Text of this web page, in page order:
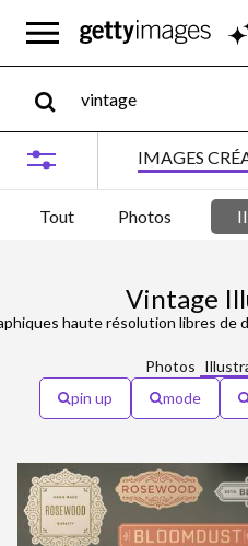
IMAGES
Tout Photos
Vintage
haute résolution libres de
Photos
pin up
mode